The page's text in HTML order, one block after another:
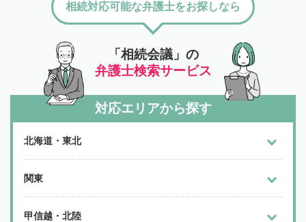
「相続会議」の
弁護士検索サービス
相続対応可能な弁護士をお探しなら
対応エリアから探す
北海道・東北
関東
甲信越・北陸